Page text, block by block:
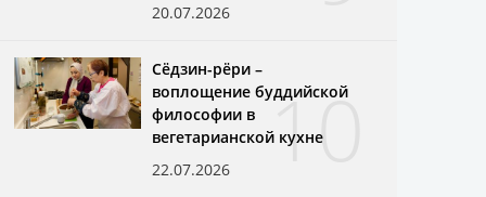
20.07.2026
10
Сёдзин-рёри –
воплощение буддийской
философии в
вегетарианской кухне
22.07.2026